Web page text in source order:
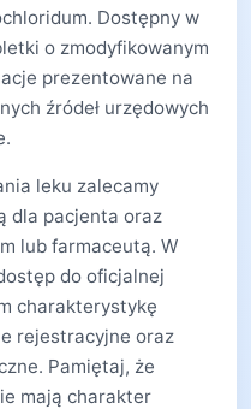
Dostępny w
o zmodyfikowanym
prezentowane na
źródeł urzędowych
leku zalecamy
dla pacjenta oraz
lub farmaceutą. W
do oficjalnej
charakterystykę
rejestracyjne oraz
Pamiętaj, że
mają charakter